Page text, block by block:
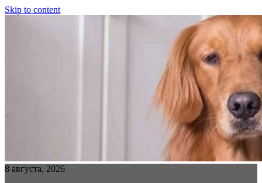
Skip to content
8 августа, 2026